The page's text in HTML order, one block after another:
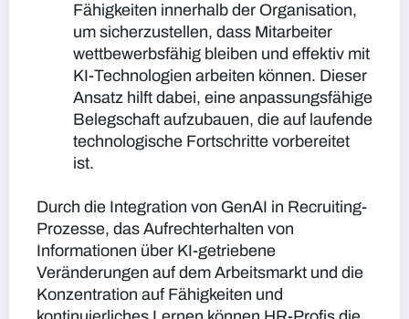
Fähigkeiten innerhalb der Organisation,
um sicherzustellen, dass Mitarbeiter
wettbewerbsfähig bleiben und effektiv mit
KI-Technologien arbeiten können. Dieser
Ansatz hilft dabei, eine anpassungsfähige
Belegschaft aufzubauen, die auf laufende
technologische Fortschritte vorbereitet
ist.
Durch die Integration von GenAI in Recruiting-
Prozesse, das Aufrechterhalten von
Informationen über KI-getriebene
Veränderungen auf dem Arbeitsmarkt und die
Konzentration auf Fähigkeiten und